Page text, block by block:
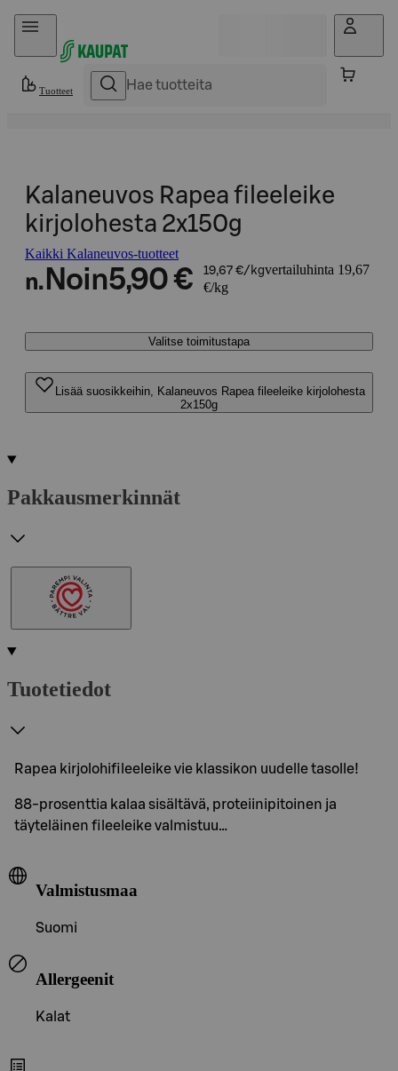
Hyppää sisältöön
Tuotteet
Kalaneuvos Rapea fileeleike
kirjolohesta 2x150g
Kaikki Kalaneuvos-tuotteet
n. Noin5,90 € 19,67 €/kgvertailuhinta 19,67
€/kg
Valitse toimitustapa
Lisää suosikkeihin, Kalaneuvos Rapea fileeleike kirjolohesta
2x150g
Pakkausmerkinnät
Tuotetiedot
Rapea kirjolohifileeleike vie klassikon uudelle tasolle!
88-prosenttia kalaa sisältävä, proteiinipitoinen ja
täyteläinen fileeleike valmistuu…
Valmistusmaa
Suomi
Allergeenit
Kalat